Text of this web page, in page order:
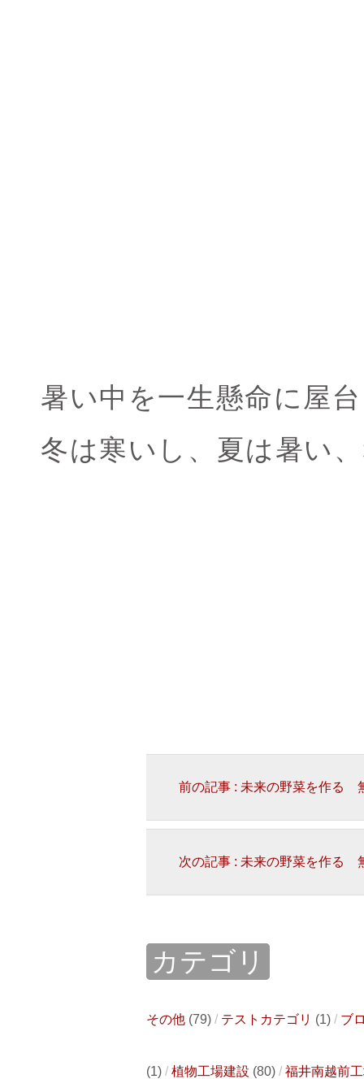
暑い中を一生懸命に屋
冬は寒いし、夏は暑い
前の記事 : 未来の野菜を作る
次の記事 : 未来の野菜を作る
カテゴリ
その他 (79) テストカテゴリ (1) ブ
(1) 植物工場建設 (80) 福井南越前